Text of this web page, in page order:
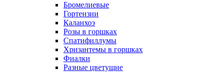
Бромелиевые
Гортензии
Каланхоэ
Розы в горшках
Спатифиллумы
Хризантемы в горшках
Фиалки
Разные цветущие